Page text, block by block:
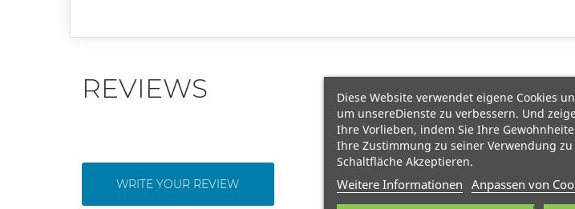
REVIEWS
WRITE YOUR REVIEW
Diese Website verwendet eigene Cookies
um unsereDienste zu verbessern. Und
Ihre Vorlieben, indem Sie Ihre
Ihre Zustimmung zu seiner Verwendung
Schaltfläche Akzeptieren.
Weitere Informationen Anpassen von